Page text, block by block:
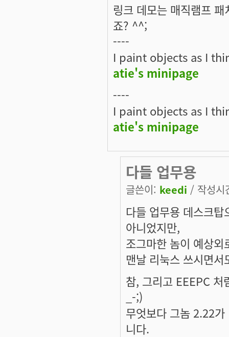
링크 데모는 매직램프
죠? ^^;
----
I paint objects as I
atie's minipage
----
I paint objects as I
atie's minipage
다들 업무용
글쓴이: keedi / 작성
다들 업무용 데스크
아니었지만,
조그마한 놈이 예상
맨날 리눅스 쓰시면
참, 그리고 EEEPC
_-;)
무엇보다 그놈 2.22
니다.